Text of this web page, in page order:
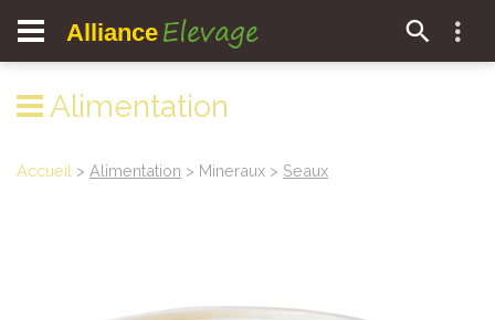
Alliance Elevage
Alimentation
Accueil > Alimentation > Mineraux > Seaux